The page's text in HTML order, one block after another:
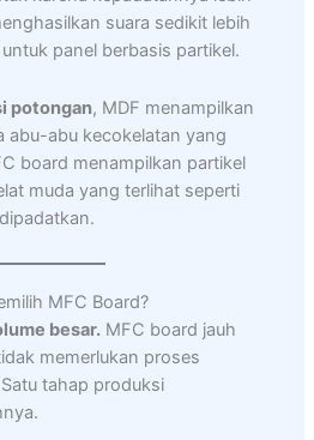
suara sedikit lebih
panel berbasis partikel.
potongan, MDF menampilkan
abu-abu kecokelatan yang
board menampilkan partikel
muda yang terlihat seperti
MFC Board?
besar.MFC board jauh
memerlukan proses
tahap produksi